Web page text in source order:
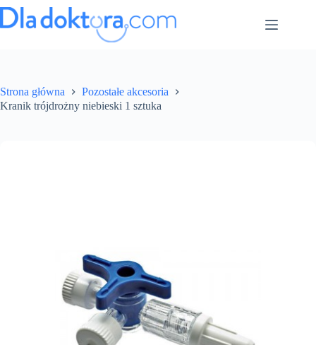
Strona główna
Pozostałe akcesoria
Kranik trójdrożny niebieski 1 sztuka